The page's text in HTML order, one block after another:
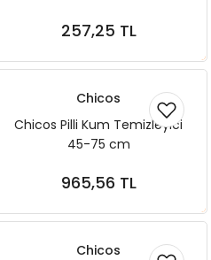
257,25 TL
Sepete Ekle
Chicos
Chicos Pilli Kum Temizleyici
45-75 cm
965,56 TL
Sepete Ekle
Chicos